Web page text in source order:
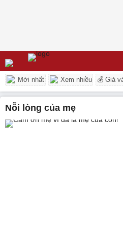
Mới nhất Xem nhiều 💰 Giá
nỗi lòng của mẹ